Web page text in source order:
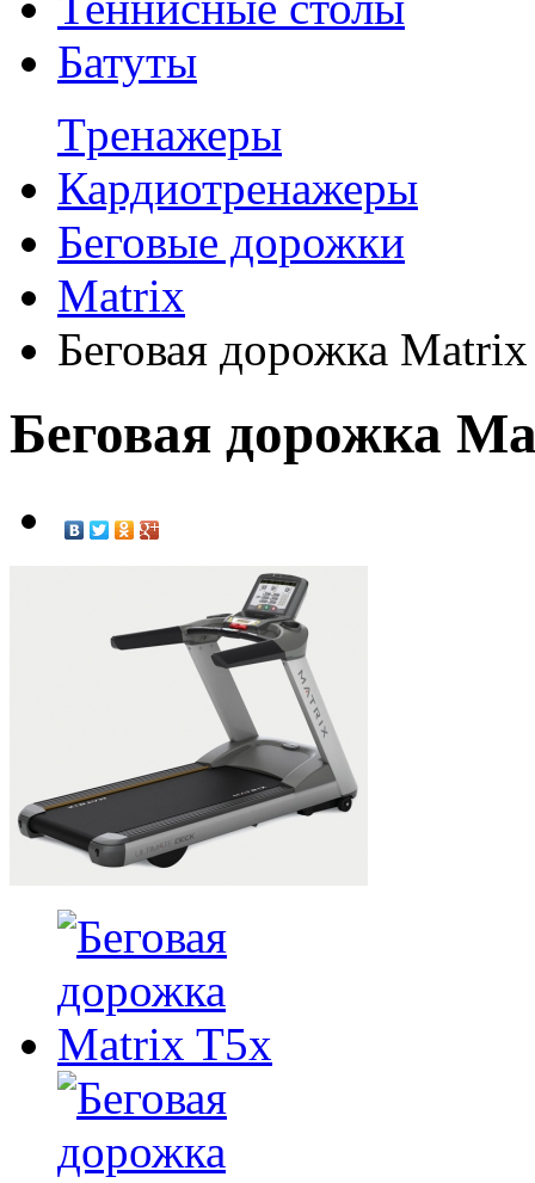
Батуты
Tренажеры
Кардиотренажеры
Беговые дорожки
Matrix
Беговая дорожка
Беговая дорожка